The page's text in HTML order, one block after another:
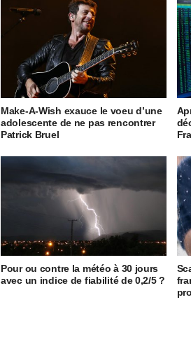
Make-A-Wish exauce le voeu d’une
adolescente de ne pas rencontrer
Patrick Bruel
Pour ou contre la météo à 30 jours
avec un indice de fiabilité de 0,2/5 ?